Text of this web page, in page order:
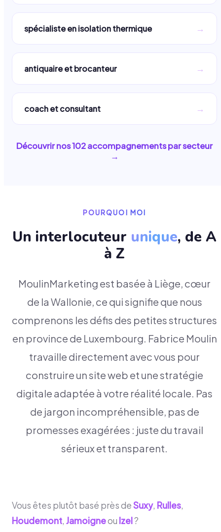
spécialiste en isolation thermique →
antiquaire et brocanteur →
coach et consultant →
Découvrir nos102accompagnements par secteur
→
POURQUOI MOI
Un interlocuteur unique, de A
à Z
MoulinMarketing est basée à Liège, cœur
de la Wallonie, ce qui signifie que nous
comprenons les défis des petites structures
en province de Luxembourg. Fabrice Moulin
travaille directement avec vous pour
construire un site web et une stratégie
digitale adaptée à votre réalité locale. Pas
de jargon incompréhensible, pas de
promesses exagérées : juste du travail
sérieux et transparent.
Vous êtes plutôt basé près deSuxy, Rulles,
Houdemont, Jamoigneou Izel?